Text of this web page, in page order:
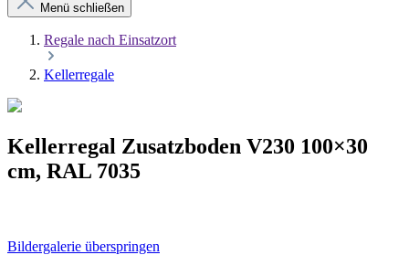
Menü schließen
Regale nach Einsatzort
Kellerregale
Kellerregal Zusatzboden V230 100×30
cm, RAL 7035
Bildergalerie überspringen